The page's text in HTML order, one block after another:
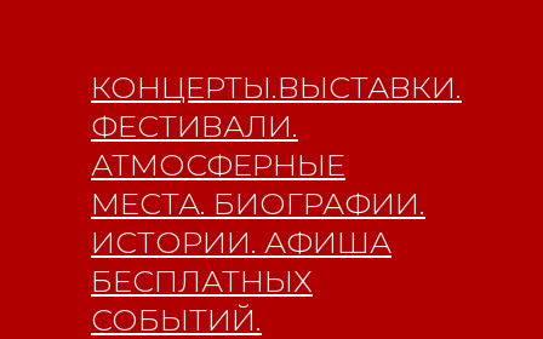
КОНЦЕРТЫ.ВЫСТАВКИ.
ФЕСТИВАЛИ.
АТМОСФЕРНЫЕ
МЕСТА. БИОГРАФИИ.
ИСТОРИИ. АФИША
БЕСПЛАТНЫХ
СОБЫТИЙ.